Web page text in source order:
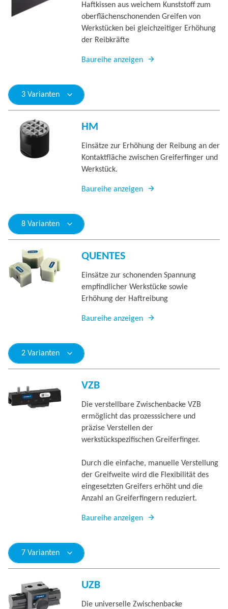
Haftkissen aus weichem Kunststoff zum
oberflächenschonenden Greifen von
Werkstücken bei gleichzeitiger Erhöhung
der Reibkräfte
Baureihe anzeigen
3 Varianten
HM
Einsätze zur Erhöhung der Reibung an der
Kontaktfläche zwischen Greiferfinger und
Werkstück.
Baureihe anzeigen
8 Varianten
QUENTES
Einsätze zur schonenden Spannung
empfindlicher Werkstücke sowie
Erhöhung der Haftreibung
Baureihe anzeigen
2 Varianten
VZB
Die verstellbare Zwischenbacke VZB
ermöglicht das prozesssichere und
präzise Verstellen der
werkstückspezifischen Greiferfinger.
Durch die einfache, manuelle Verstellung
der Greifweite wird die Flexibilität des
eingesetzten Greifers erhöht und die
Anzahl an Greiferfingern reduziert.
Baureihe anzeigen
7 Varianten
UZB
Die universelle Zwischenbacke